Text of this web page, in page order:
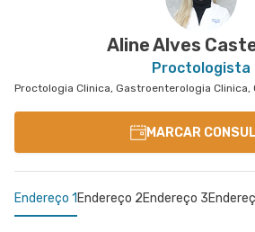
Aline Alves
Proctologista
MARCAR
Endereço 1 Endereço 2Endereço 3